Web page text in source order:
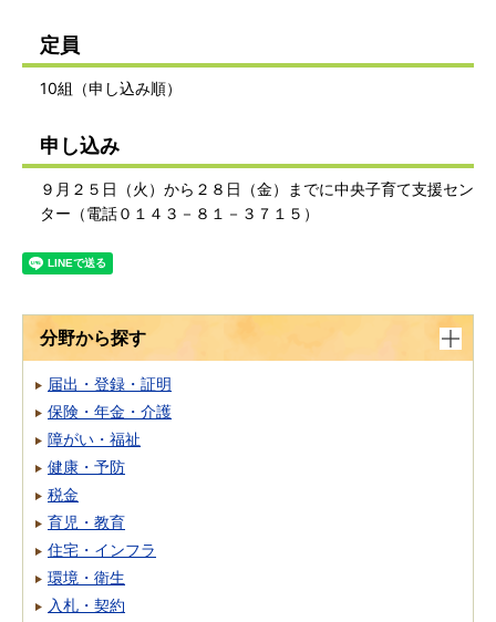
定員
10組（申し込み順）
申し込み
９月２５日（火）から２８日（金）までに中央子育て支援セン
ター（電話０１４３－８１－３７１５）
分野から探す
届出・登録・証明
保険・年金・介護
障がい・福祉
健康・予防
税金
育児・教育
住宅・インフラ
環境・衛生
入札・契約